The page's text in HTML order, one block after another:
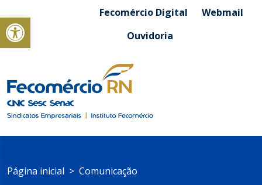
Abrir a barra de ferramentasFecomércio Digital
Webmail
Ouvidoria
Página inicial Comunicação